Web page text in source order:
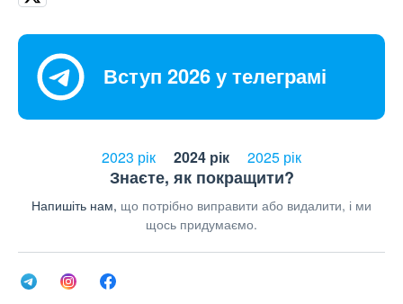
Вступ 2026 у телеграмі
2023 рік 2024 рік 2025 рік
Знаєте, як покращити?
Напишіть нам, що потрібно виправити або видалити, і ми
щось придумаємо.